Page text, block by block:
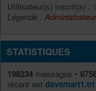
Utilisateur(s) inscrit(s) :
Légende :
STATISTIQUES
198234 messages •
récent est davemart1.tri